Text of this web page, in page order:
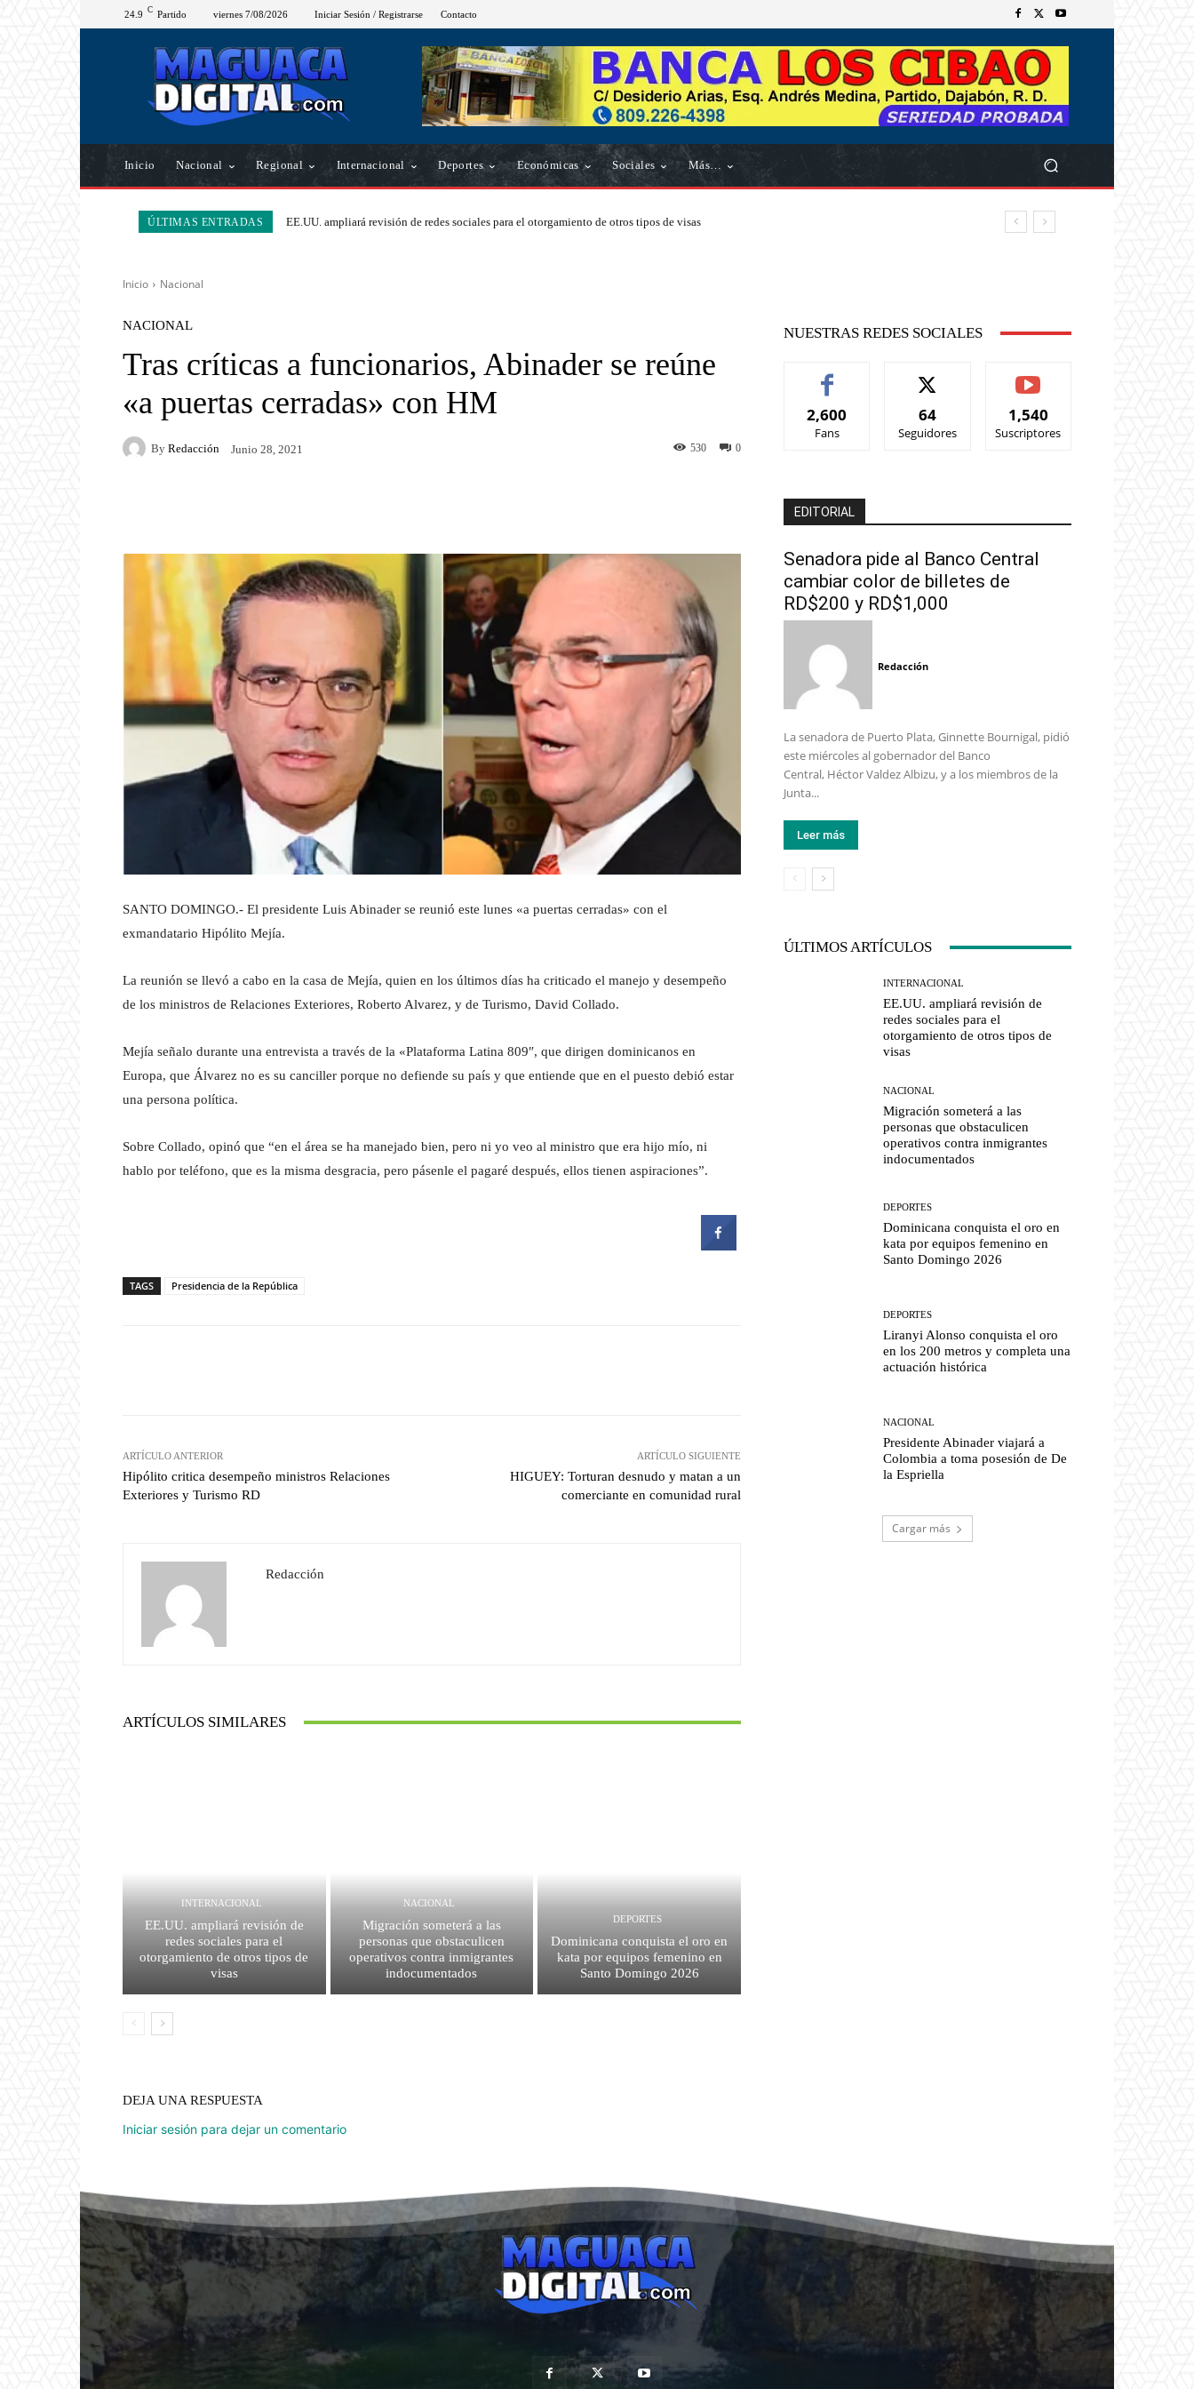
24.9 C Partido viernes 7/08/2026 Iniciar Sesión / Registrarse Contacto
Inicio Nacional Regional Internacional Deportes Económicas Sociales Más…
ÚLTIMAS ENTRADAS EE.UU. ampliará revisión de redes sociales para el otorgamiento de otros tipos de visas
Inicio Nacional
NACIONAL
Tras críticas a funcionarios, Abinader se reúne
«a puertas cerradas» con HM
By Redacción Junio 28, 2021 0
530
SANTO DOMINGO.- El presidente Luis Abinader se reunió este lunes «a puertas cerradas» con el
exmandatario Hipólito Mejía.
La reunión se llevó a cabo en la casa de Mejía, quien en los últimos días ha criticado el manejo y desempeño
de los ministros de Relaciones Exteriores, Roberto Alvarez, y de Turismo, David Collado.
Mejía señalo durante una entrevista a través de la «Plataforma Latina 809″, que dirigen dominicanos en
Europa, que Álvarez no es su canciller porque no defiende su país y que entiende que en el puesto debió estar
una persona política.
Sobre Collado, opinó que “en el área se ha manejado bien, pero ni yo veo al ministro que era hijo mío, ni
hablo por teléfono, que es la misma desgracia, pero pásenle el pagaré después, ellos tienen aspiraciones”.
TAGS Presidencia de la República
ARTÍCULO ANTERIOR
Hipólito critica desempeño ministros Relaciones
Exteriores y Turismo RD
ARTÍCULO SIGUIENTE
HIGUEY: Torturan desnudo y matan a un
comerciante en comunidad rural
Redacción
ARTÍCULOS SIMILARES
INTERNACIONAL
EE.UU. ampliará revisión de
redes sociales para el
otorgamiento de otros tipos de
visas
NACIONAL
Migración someterá a las
personas que obstaculicen
operativos contra inmigrantes
indocumentados
DEPORTES
Dominicana conquista el oro en
kata por equipos femenino en
Santo Domingo 2026
DEJA UNA RESPUESTA
Iniciar sesión para dejar un comentario
NUESTRAS REDES SOCIALES
2,600
Fans
64
Seguidores
1,540
Suscriptores
EDITORIAL
Senadora pide al Banco Central
cambiar color de billetes de
RD$200 y RD$1,000
Redacción
La senadora de Puerto Plata, Ginnette Bournigal, pidió
este miércoles al gobernador del Banco
Central, Héctor Valdez Albizu, y a los miembros de la
Junta...
Leer más
ÚLTIMOS ARTÍCULOS
INTERNACIONAL
EE.UU. ampliará revisión de
redes sociales para el
otorgamiento de otros tipos de
visas
NACIONAL
Migración someterá a las
personas que obstaculicen
operativos contra inmigrantes
indocumentados
DEPORTES
Dominicana conquista el oro en
kata por equipos femenino en
Santo Domingo 2026
DEPORTES
Liranyi Alonso conquista el oro
en los 200 metros y completa una
actuación histórica
NACIONAL
Presidente Abinader viajará a
Colombia a toma posesión de De
la Espriella
Cargar más